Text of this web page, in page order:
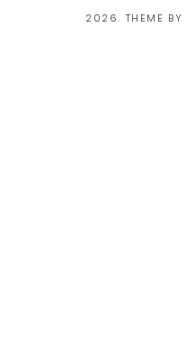
2026. THEME BY